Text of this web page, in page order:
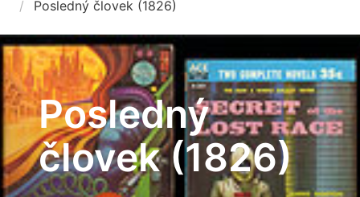
Posledný človek (1826)
Posledný
človek (1826)